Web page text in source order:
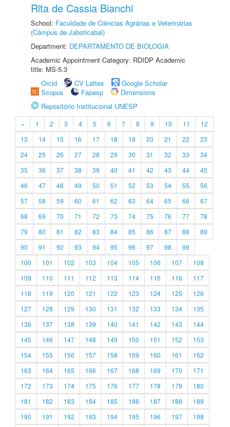
Rita de Cassia Bianchi
School: Faculdade de Ciências Agrárias e Veterinárias
(Câmpus de Jaboticabal)
Department: DEPARTAMENTO DE BIOLOGIA
Academic Appointment Category: RDIDP Academic
title: MS-5.3
Orcid
CV Lattes
Google Scholar
Scopus
Fapesp
Dimensions
Repositório Institucional UNESP
« 1 2 3 4 5 6 7 8 9 10 11
12
13
14 15 16 17 18 19 20 21 22
23
24
25 26 27 28 29 30 31 32 33
34
35
36 37 38 39 40 41 42 43 44
45
46
47 48 49 50 51 52 53 54 55
56
57
58 59 60 61 62 63 64 65 66
67
68
69 70 71 72 73 74 75 76 77
78
79
80 81 82 83 84 85 86 87 88
89
90
91 92 93 94 95 96 97 98
99
100
101 102 103 104 105 106 107
108
109
110 111 112 113 114 115 116
117
118
119 120 121 122 123 124 125
126
127
128 129 130 131 132 133 134
135
136
137 138 139 140 141 142 143
144
145
146 147 148 149 150 151 152
153
154
155 156 157 158 159 160 161
162
163
164 165 166 167 168 169 170
171
172
173 174 175 176 177 178 179
180
181
182 183 184 185 186 187 188
189
190
191 192 193 194 195 196 197
198